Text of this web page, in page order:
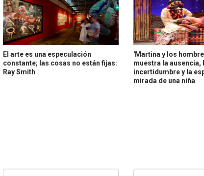
El arte es una especulación
constante; las cosas no están fijas:
Ray Smith
'Martina y los
muestra la ausencia,
incertidumbre y la
mirada de una niña